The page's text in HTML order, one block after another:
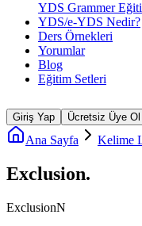
YDS Grammer
YDS/e-YDS Nedir?
Ders Örnekleri
Yorumlar
Blog
Eğitim Setleri
Giriş Yap Ücretsiz Üye Ol
Ana Sayfa Kelime
Exclusion.
ExclusionN